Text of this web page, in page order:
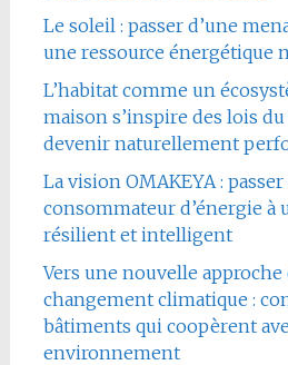
Le soleil : passer d’une
une ressource énergétique
L’habitat comme un
maison s’inspire des lois
devenir naturellement
La vision OMAKEYA :
consommateur d’énergie à
résilient et intelligent
Vers une nouvelle approche
changement climatique :
bâtiments qui coopèrent
environnement